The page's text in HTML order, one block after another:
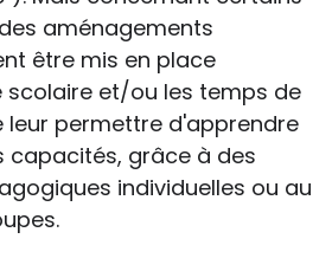
aménagements
être mis en place
scolaire et/ou les temps de
leur permettre d'apprendre
capacités, grâce à des
individuelles ou au